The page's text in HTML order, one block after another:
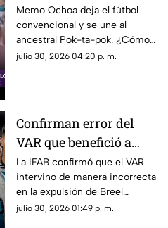
canchas para jugar al
ancestral Pok-ta-pok
maya
Memo Ochoa deja el fútbol
convencional y se une al
ancestral Pok-ta-pok. ¿Cómo
le fue en esta disciplina
julio 30, 2026 04:20 p. m.
Confirman error del
VAR que benefició a
Argentina: IFAB aclara
la faltas y tarjetas
marcadas en la Copa
Mundial de la FIFA
La IFAB confirmó que el VAR
intervino de manera incorrecta
en la expulsión de Breel
Embolo durante el partido
julio 30, 2026 01:49 p. m.